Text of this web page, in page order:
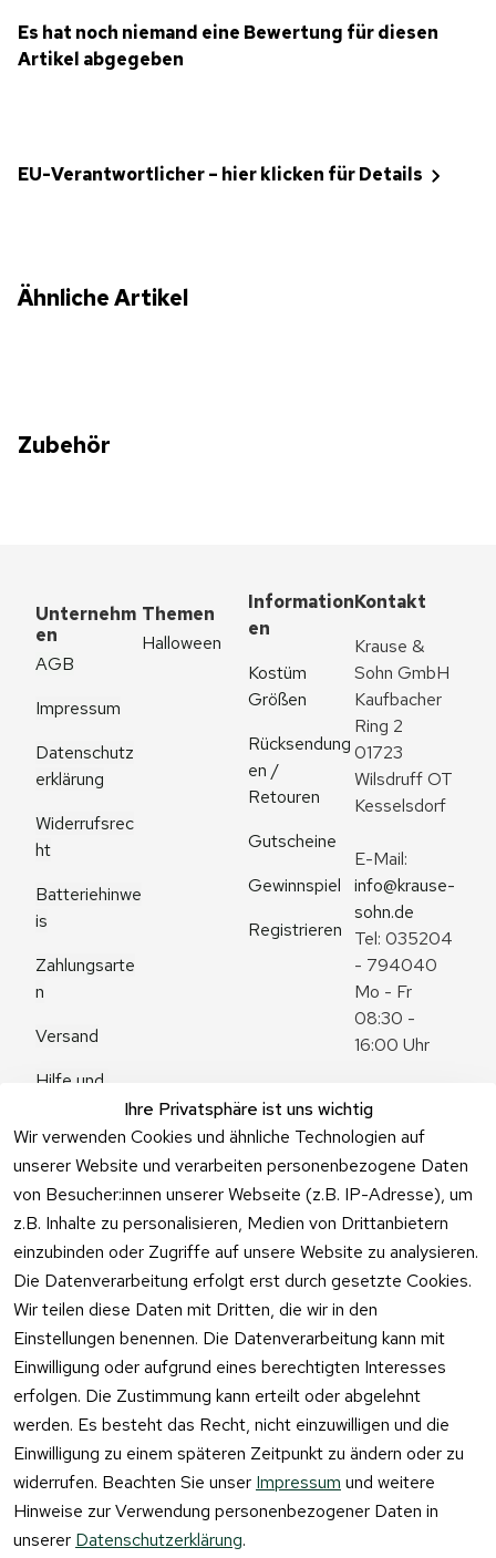
Es hat noch niemand eine Bewertung für diesen
Artikel abgegeben
EU-Verantwortlicher – hier klicken für Details
Ähnliche Artikel
Zubehör
Ihre Privatsphäre ist uns wichtig
Wir verwenden Cookies und ähnliche Technologien auf
unserer Website und verarbeiten personenbezogene Daten
von Besucher:innen unserer Webseite (z.B. IP-Adresse), um
z.B. Inhalte zu personalisieren, Medien von Drittanbietern
einzubinden oder Zugriffe auf unsere Website zu analysieren.
Die Datenverarbeitung erfolgt erst durch gesetzte Cookies.
Wir teilen diese Daten mit Dritten, die wir in den
Einstellungen benennen. Die Datenverarbeitung kann mit
Einwilligung oder aufgrund eines berechtigten Interesses
erfolgen. Die Zustimmung kann erteilt oder abgelehnt
werden. Es besteht das Recht, nicht einzuwilligen und die
Einwilligung zu einem späteren Zeitpunkt zu ändern oder zu
widerrufen. Beachten Sie unser Impressum und weitere
Hinweise zur Verwendung personenbezogener Daten in
unserer Datenschutzerklärung.
Unternehm
en
AGB
Impressum
Datenschutz
erklärung
Widerrufsrec
ht
Batteriehinwe
is
Zahlungsarte
n
Versand
Hilfe und
Fragen
Themen
Halloween
Information
en
Kostüm
Größen
Rücksendung
en /
Retouren
Gutscheine
Gewinnspiel
Registrieren
Kontakt
Krause &
Sohn GmbH
Kaufbacher
Ring 2
01723
Wilsdruff OT
Kesselsdorf
info@krause-
sohn.de
Tel: 035204
- 794040
Mo - Fr
08:30 -
16:00 Uhr
Zum
Kontaktformu
lar
Vertrag
widerrufen